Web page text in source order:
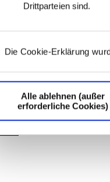
Drittparteien sind.
Die Cookie-Erklärung
Alle ablehnen (außer
erforderliche Cookies)